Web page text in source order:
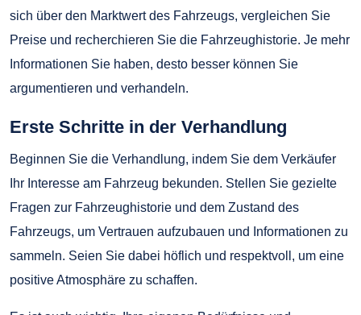
sich über den Marktwert des Fahrzeugs, vergleichen Sie
Preise und recherchieren Sie die Fahrzeughistorie. Je mehr
Informationen Sie haben, desto besser können Sie
argumentieren und verhandeln.
Erste Schritte in der Verhandlung
Beginnen Sie die Verhandlung, indem Sie dem Verkäufer
Ihr Interesse am Fahrzeug bekunden. Stellen Sie gezielte
Fragen zur Fahrzeughistorie und dem Zustand des
Fahrzeugs, um Vertrauen aufzubauen und Informationen zu
sammeln. Seien Sie dabei höflich und respektvoll, um eine
positive Atmosphäre zu schaffen.